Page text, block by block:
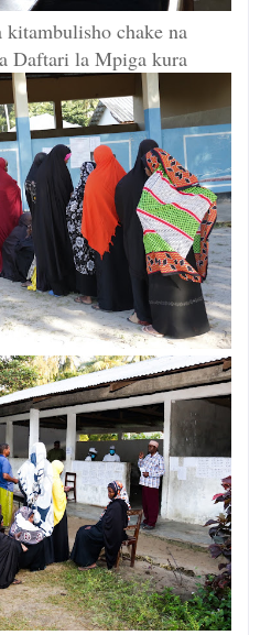
chake na
Daftari la Mpiga kura